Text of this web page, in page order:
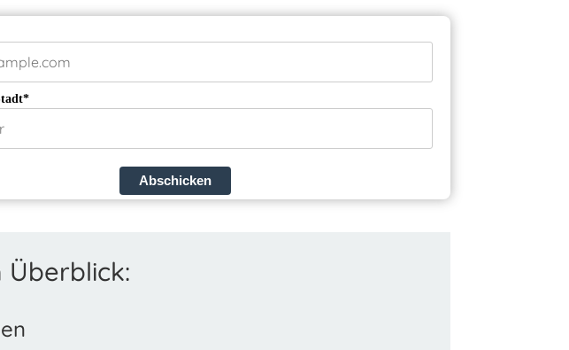
Abschicken
Überblick: